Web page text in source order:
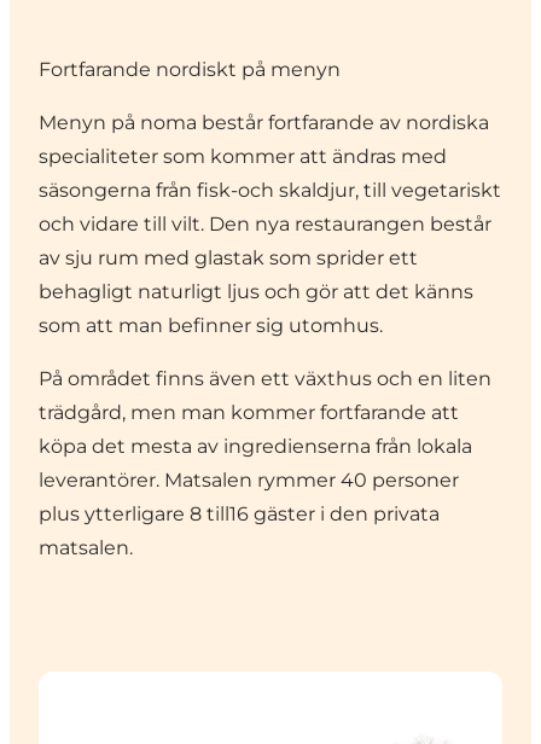
Fortfarande nordiskt på menyn
Menyn på noma består fortfarande av nordiska
specialiteter som kommer att ändras med
säsongerna från fisk-och skaldjur, till vegetariskt
och vidare till vilt. Den nya restaurangen består
av sju rum med glastak som sprider ett
behagligt naturligt ljus och gör att det känns
som att man befinner sig utomhus.
På området finns även ett växthus och en liten
trädgård, men man kommer fortfarande att
köpa det mesta av ingredienserna från lokala
leverantörer. Matsalen rymmer 40 personer
plus ytterligare 8 till16 gäster i den privata
matsalen.